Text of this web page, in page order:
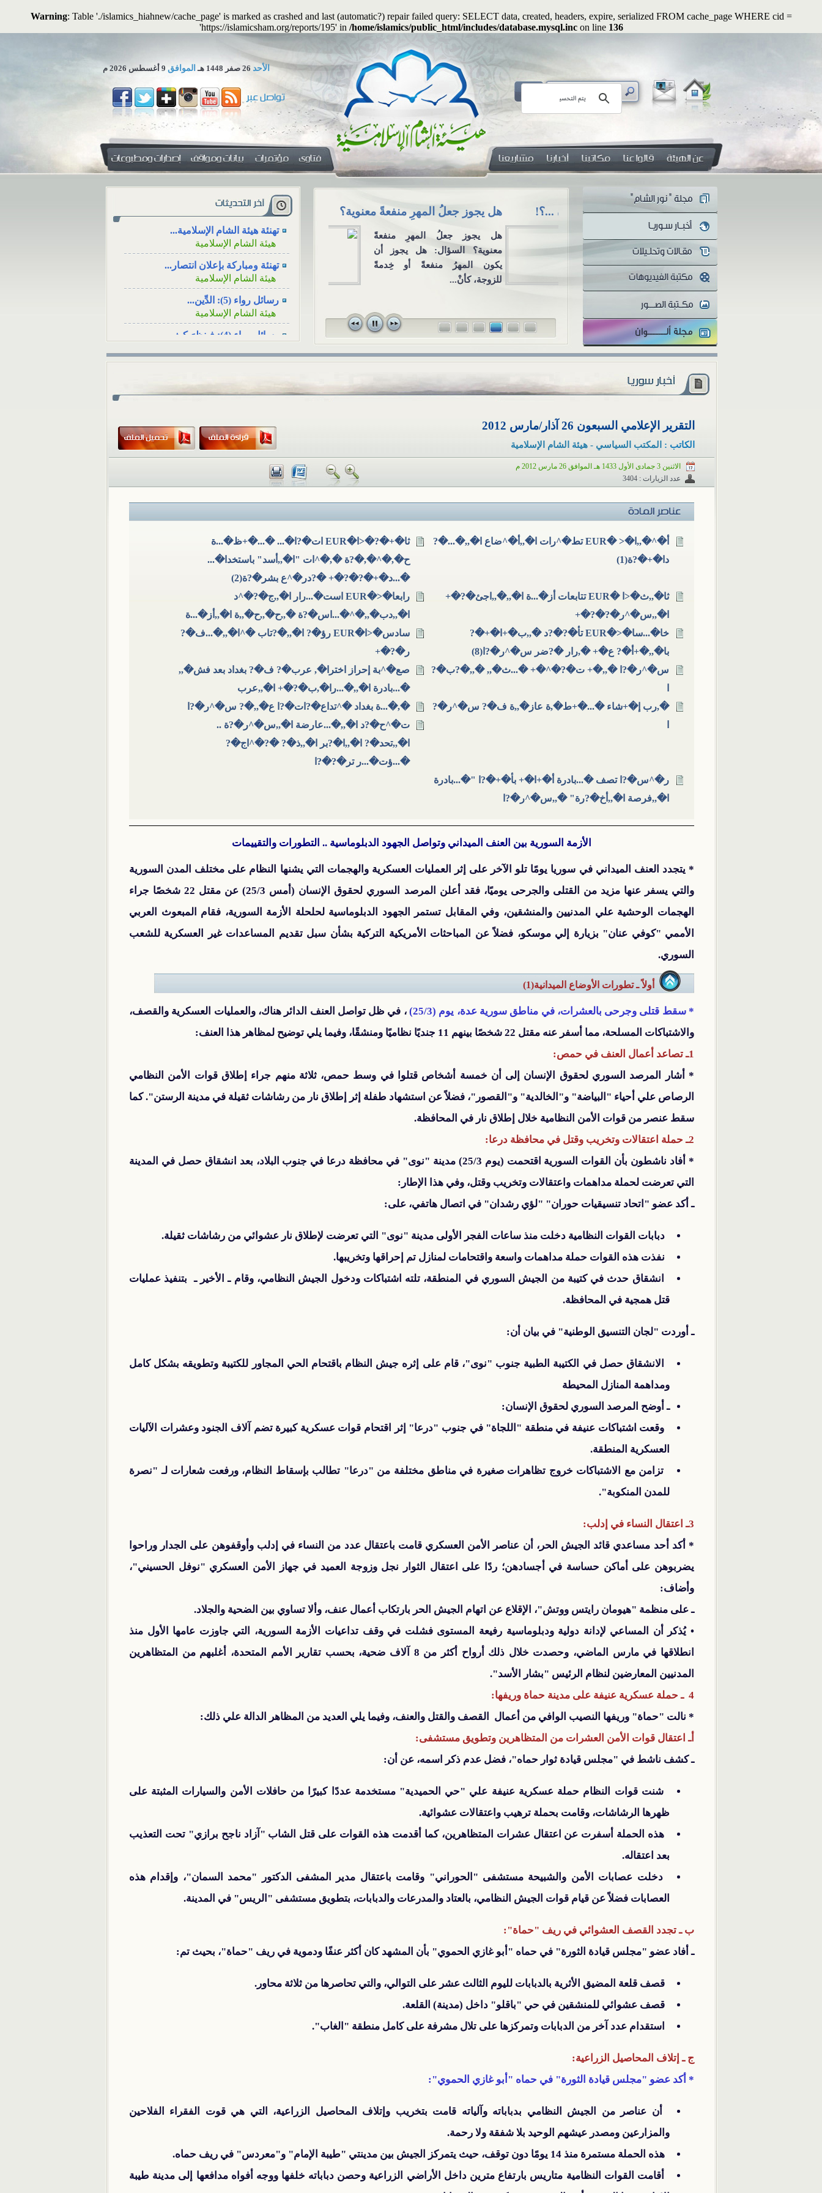
Warning: Table './islamics_hiahnew/cache_page' is marked as crashed and last (automatic?) repair failed query: SELECT data, created, headers, expire, serialized FROM cache_page WHERE cid =
'https://islamicsham.org/reports/195' in /home/islamics/public_html/includes/database.mysql.incon line 136
الأحد 26 صفر 1448 هـ الموافق 9 أغسطس 2026 م
أوَلا يرون أنهم يُفتنون ...؟! منذ
هل يجوز جعلُ المهرِ منفعةً معنوية؟
هل يجوز جعلُ المهرِ منفعةً
معنوية؟ السؤال: هل يجوز أن
يكون المهرُ منفعةً أو خِدمةً
الاجتماع للعزاء، والتعزية من خلال وسائل
التواصل الاجتماعي
الاجتماع للعزاء، ووقته، والتعزية
من خلال وسائل التواصل
الاجتماعي السؤال: عند وفاة
قريبٍ لأحد الأصدقاء هل يكفي
هل تجوز الاستعاضة عن المال...
المكتب العلمي ـ هيئة الشام...
هيئة الشام الإسلامية
تهنئة ومباركة بإعلان انتصار...
هيئة الشام الإسلامية
رسائل رواء (5): الدِّين...
هيئة الشام الإسلامية
رسائل رواء (4): فينظرَ كيف...
هيئة الشام الإسلامية
رسائل رواء (3): لا يُسلِمُه...
رسائل رواء (1): وأصلحوا ذات...
رسائل رواء (2): أوَلا يرون...
هيئة الشام الإسلامية
أحكامُ الجوائز في المسابقات...
المكتب العلمي ـ هيئة الشام...
هل تثبت الوفاةُ بشهادةِ رجلٍ...
التقرير الإعلامي السبعون 26 آذار/مارس 2012
الكاتب : المكتب السياسي - هيئة الشام الإسلامية
الاثنين 3 جمادى الأول 1433 هـ الموافق 26 مارس 2012 م
عدد الزيارات : 3404
أ�^�,,ا�< �EUR تط�^رات ا�,,أ�^ضاع ا�,,�...�?
دا�+�?ة(1)
ثا�+�?�<ا�EUR ات�?ا�... �...�+ظ�...ة
ح�,�^�,�?ة �,�^ات "ا�,,أسد" باستخدا�...
�...د�+�?�?�+ �?در�^ع بشر�?ة(2)
ثا�,,ث�<ا �EUR تتابعات أز�...ة ا�,,�,,اجئ�?�+
ا�,,س�^ر�?�?�+
رابعا�<�EUR است�...رار ا�,,ج�?�^د
ا�,,دب�,,�^�...اس�?ة �,,ح�,,ح�,,ة ا�,,أز�...ة
خا�...سا�<�EUR تأ�?�?د �,,ب�+ا�+�?
با�,,�+أ�? ع�+ �,رار �?ضر س�^ر�?ا(8)
سادس�<ا�EUR رؤ�? ا�,,�?تاب �^ا�,,�...ف�?
ر�?�+
س�^ر�?ا �,,�+ ت�?�^�+ �...ث�,, �,,�?ب�?
صع�^بة إحراز اخترا�, عرب�? ف�? بغداد بعد فش�,,
�...بادرة ا�,,�...را�,ب�?�+ ا�,,عرب
�,رب إ�+شاء �...�+ط�,ة عاز�,,ة ف�? س�^ر�?
�,�...ة بغداد �^تداع�?ات�?ا ع�,,�? س�^ر�?ا
ت�^ح�?د ا�,,�...عارضة ا�,,س�^ر�?ة ..
ا�,,تحد�? ا�,,ا�?بر ا�,,ذ�? �?�^اج�?
�...ؤت�...ر تر�?�?ا
ر�^س�?ا تصف �...بادرة أ�+ا�+ بأ�+�?ا "�...بادرة
ا�,,فرصة ا�,,أخ�?رة" �,,س�^ر�?ا
الأزمة السورية بين العنف الميداني وتواصل الجهود الدبلوماسية .. التطورات والتقييمات
* يتجدد العنف الميداني في سوريا يومًا تلو الآخر على إثر العمليات العسكرية والهجمات التي يشنها النظام على مختلف المدن السورية
والتي يسفر عنها مزيد من القتلى والجرحى يوميًا، فقد أعلن المرصد السوري لحقوق الإنسان (أمس 25/3) عن مقتل 22 شخصًا جراء
الهجمات الوحشية علي المدنيين والمنشقين، وفي المقابل تستمر الجهود الدبلوماسية لحلحلة الأزمة السورية، فقام المبعوث العربي
الأممي "كوفي عنان" بزيارة إلي موسكو، فضلاً عن المباحثات الأمريكية التركية بشأن سبل تقديم المساعدات غير العسكرية للشعب
السوري.
أولاً ـ تطورات الأوضاع الميدانية(1)
* سقط قتلى وجرحى بالعشرات، في مناطق سورية عدة، يوم (25/3)
، في ظل تواصل العنف الدائر هناك، والعمليات العسكرية والقصف،
والاشتباكات المسلحة، مما أسفر عنه مقتل 22 شخصًا بينهم 11 جنديًا نظاميًا ومنشقًا، وفيما يلي توضيح لمظاهر هذا العنف:
1ـ تصاعد أعمال العنف في حمص:
* أشار المرصد السوري لحقوق الإنسان إلى أن خمسة أشخاص قتلوا في وسط حمص، ثلاثة منهم جراء إطلاق قوات الأمن النظامي
الرصاص علي أحياء "البياضة" و"الخالدية" و"القصور"، فضلاً عن استشهاد طفلة إثر إطلاق نار من رشاشات ثقيلة في مدينة الرستن". كما
سقط عنصر من قوات الأمن النظامية خلال إطلاق نار في المحافظة.
2ـ حملة اعتقالات وتخريب وقتل في محافظة درعا:
* أفاد ناشطون بأن القوات السورية اقتحمت (يوم 25/3) مدينة "نوى" في محافظة درعا في جنوب البلاد، بعد انشقاق حصل في المدينة
التي تعرضت لحملة مداهمات واعتقالات وتخريب وقتل، وفي هذا الإطار:
ـ أكد عضو "اتحاد تنسيقيات حوران" "لؤي رشدان" في اتصال هاتفي، على:
دبابات القوات النظامية دخلت منذ ساعات الفجر الأولى مدينة "نوى" التي تعرضت لإطلاق نار عشوائي من رشاشات ثقيلة.
نفذت هذه القوات حملة مداهمات واسعة واقتحامات لمنازل تم إحراقها وتخريبها.
انشقاق حدث في كتيبة من الجيش السوري في المنطقة، تلته اشتباكات ودخول الجيش النظامي، وقام ـ الأخير ـ بتنفيذ عمليات
قتل همجية في المحافظة.
ـ أوردت "لجان التنسيق الوطنية" في بيان أن:
الانشقاق حصل في الكتيبة الطبية جنوب "نوى"، قام على إثره جيش النظام باقتحام الحي المجاور للكتيبة وتطويقه بشكل كامل
ومداهمة المنازل المحيطة
ـ أوضح المرصد السوري لحقوق الإنسان:
وقعت اشتباكات عنيفة في منطقة "اللجاة" في جنوب "درعا" إثر اقتحام قوات عسكرية كبيرة تضم آلاف الجنود وعشرات الآليات
العسكرية المنطقة.
تزامن مع الاشتباكات خروج تظاهرات صغيرة في مناطق مختلفة من "درعا" تطالب بإسقاط النظام، ورفعت شعارات لـ "نصرة
للمدن المنكوبة".
3ـ اعتقال النساء في إدلب:
* أكد أحد مساعدي قائد الجيش الحر، أن عناصر الأمن العسكري قامت باعتقال عدد من النساء في إدلب وأوقفوهن على الجدار وراحوا
يضربوهن على أماكن حساسة في أجسادهن؛ ردًا على اعتقال الثوار نجل وزوجة العميد في جهاز الأمن العسكري "نوفل الحسيني"،
وأضاف:
ـ على منظمة "هيومان رايتس ووتش"، الإقلاع عن اتهام الجيش الحر بارتكاب أعمال عنف، وألا تساوي بين الضحية والجلاد.
• يُذكر أن المساعي لإدانة دولية ودبلوماسية رفيعة المستوى فشلت في وقف تداعيات الأزمة السورية، التي جاوزت عامها الأول منذ
انطلاقها في مارس الماضي، وحصدت خلال ذلك أرواح أكثر من 8 آلاف ضحية، بحسب تقارير الأمم المتحدة، أغلبهم من المتظاهرين
المدنيين المعارضين لنظام الرئيس "بشار الأسد".
4 ـ حملة عسكرية عنيفة على مدينة حماة وريفها:
* نالت "حماة" وريفها النصيب الوافي من أعمال القصف والقتل والعنف، وفيما يلي العديد من المظاهر الدالة علي ذلك:
أـ اعتقال قوات الأمن العشرات من المتظاهرين وتطويق مستشفى:
ـ كشف ناشط في "مجلس قيادة ثوار حماه"، فضل عدم ذكر اسمه، عن أن:
شنت قوات النظام حملة عسكرية عنيفة علي "حي الحميدية" مستخدمة عددًا كبيرًا من حافلات الأمن والسيارات المثبتة على
ظهرها الرشاشات، وقامت بحملة ترهيب واعتقالات عشوائية.
هذه الحملة أسفرت عن اعتقال عشرات المتظاهرين، كما أقدمت هذه القوات على قتل الشاب "آزاد ناجح برازي" تحت التعذيب
بعد اعتقاله.
دخلت عصابات الأمن والشبيحة مستشفى "الحوراني" وقامت باعتقال مدير المشفى الدكتور "محمد السمان"، وإقدام هذه
العصابات فضلاً عن قيام قوات الجيش النظامي، بالعتاد والمدرعات والدبابات، بتطويق مستشفى "الريس" في المدينة.
ب ـ تجدد القصف العشوائي في ريف "حماة":
ـ أفاد عضو "مجلس قيادة الثورة" في حماه "أبو غازي الحموي" بأن المشهد كان أكثر عنفًا ودموية في ريف "حماة"، بحيث تم:
قصف قلعة المضيق الأثرية بالدبابات لليوم الثالث عشر على التوالي، والتي تحاصرها من ثلاثة محاور.
قصف عشوائي للمنشقين في حي "باقلو" داخل (مدينة) القلعة.
استقدام عدد آخر من الدبابات وتمركزها على تلال مشرفة على كامل منطقة "الغاب".
ج ـ إتلاف المحاصيل الزراعية:
* أكد عضو "مجلس قيادة الثورة" في حماه "أبو غازي الحموي":
أن عناصر من الجيش النظامي بدباباته وآلياته قامت بتخريب وإتلاف المحاصيل الزراعية، التي هي قوت الفقراء الفلاحين
والمزارعين ومصدر عيشهم الوحيد بلا شفقة ولا رحمة.
هذه الحملة مستمرة منذ 14 يومًا دون توقف، حيث يتمركز الجيش بين مدينتي "طيبة الإمام" و"معردس" في ريف حماه.
أقامت القوات النظامية متاريس بارتفاع مترين داخل الأراضي الزراعية وحصن دباباته خلفها ووجه أفواه مدافعها إلى مدينة طيبة